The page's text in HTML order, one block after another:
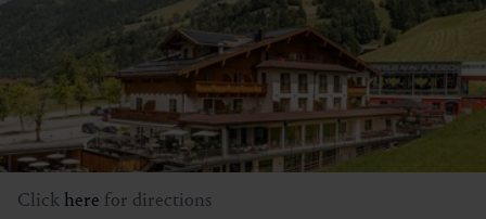
Click here for directions